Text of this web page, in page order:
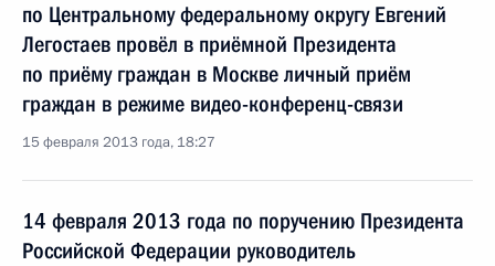
по Центральному федеральному округу Евгений
Легостаев провёл в приёмной Президента
по приёму граждан в Москве личный приём
граждан в режиме видео-конференц-связи
15 февраля 2013 года, 18:27
14 февраля 2013 года по поручению Президента
Российской Федерации руководитель